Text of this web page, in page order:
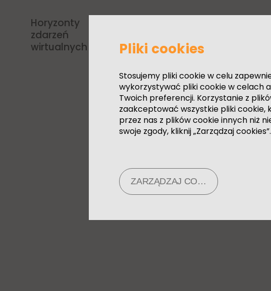
Horyzonty
zdarzeń
wirtualnych
Dominika
Wolska
Warszawie. Obecnie kończy
Clay Art czy dla Wydziału
dla którego projektuje
jak Jasna 1, Paloma nad
zdobyła również, projektując
festiwal Wisłoujście w
Pliki cookies
Stosujemy pliki cookie w celu
wykorzystywać pliki cookie w celach
Twoich preferencji. Korzystanie z
zaakceptować wszystkie pliki cookie,
przez nas z plików cookie innych niż
swoje zgody, kliknij „Zarządzaj cookies”.
ZARZĄDZAJ COOKIES